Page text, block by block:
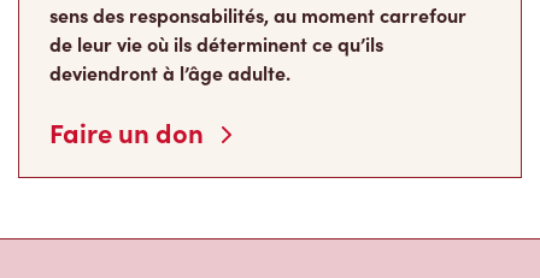
sens des responsabilités, au moment carrefour
de leur vie où ils déterminent ce qu’ils
deviendront à l’âge adulte.
Faire un don